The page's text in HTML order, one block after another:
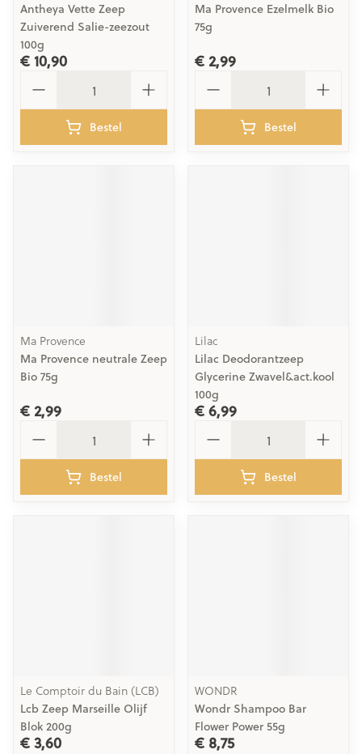
Antheya Vette Zeep
Zuiverend Salie-zeezout
100g
€ 10,90
Bestel
Ma Provence Ezelmelk Bio
75g
€ 2,99
Bestel
Ma Provence
Ma Provence neutrale Zeep
Bio 75g
€ 2,99
Bestel
Lilac
Lilac Deodorantzeep
Glycerine Zwavel&act.kool
100g
€ 6,99
Bestel
Le Comptoir du Bain (LCB)
Lcb Zeep Marseille Olijf
Blok 200g
€ 3,60
WONDR
Wondr Shampoo Bar
Flower Power 55g
€ 8,75